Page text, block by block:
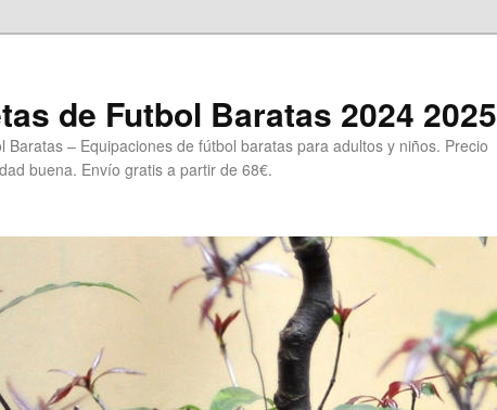
de Futbol Baratas 2024 2025
Baratas – Equipaciones de fútbol baratas para adultos y niños. Precio
buena. Envío gratis a partir de 68€.